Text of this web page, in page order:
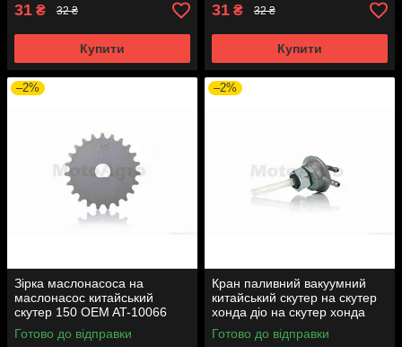
31 ₴ 32 ₴
Купити
31 ₴ 32 ₴
Купити
–2%
Зірка маслонасоса на
маслонасос китайський
скутер 150 OEM AT-10066
Готово до відправки
–2%
Кран паливний вакуумний
китайський скутер на скутер
хонда діо на скутер хонда
такт AF24 вкручується M16
AT-7074
Готово до відправки